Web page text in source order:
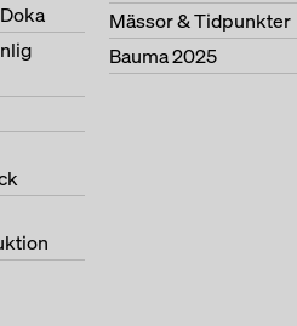
Mässor & Tidpunkter
Bauma 2025